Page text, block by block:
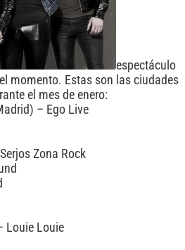
espectáculo
momento. Estas son las ciudades
el mes de enero:
– Ego Live
Zona Rock
Louie Louie